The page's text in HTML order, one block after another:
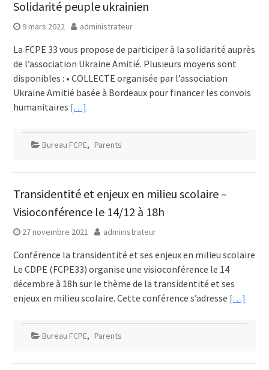
Solidarité peuple ukrainien
9 mars 2022 administrateur
La FCPE 33 vous propose de participer à la solidarité auprès
de l’association Ukraine Amitié. Plusieurs moyens sont
disponibles : • COLLECTE organisée par l’association
Ukraine Amitié basée à Bordeaux pour financer les convois
humanitaires […]
Bureau FCPE, Parents
Transidentité et enjeux en milieu scolaire –
Visioconférence le 14/12 à 18h
27 novembre 2021 administrateur
Conférence la transidentité et ses enjeux en milieu scolaire
Le CDPE (FCPE33) organise une visioconférence le 14
décembre à 18h sur le thème de la transidentité et ses
enjeux en milieu scolaire. Cette conférence s’adresse […]
Bureau FCPE, Parents